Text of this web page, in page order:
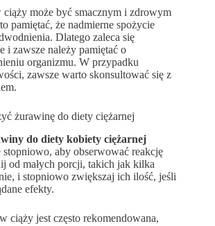
może być smacznym i zdrowym
pamiętać, że nadmierne spożycie
Dlatego zaleca się
i zawsze należy pamiętać o
organizmu. W przypadku
zawsze warto skonsultować się z
żurawinę do diety ciężarnej
do diety kobiety ciężarnej
aby obserwować reakcję
od małych porcji, takich jak kilka
i stopniowo zwiększaj ich ilość, jeśli
efekty.
ciąży jest często rekomendowana,